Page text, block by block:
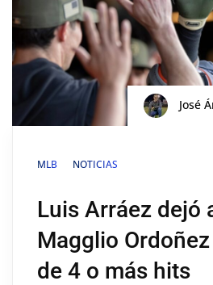
José
MLB NOTICIAS
Luis Arráez dejó
Magglio
de 4 o más hits